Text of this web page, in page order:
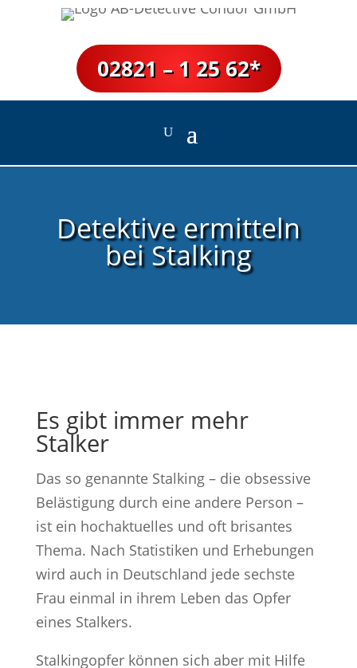
02821 – 1 25 62*
Detektive ermitteln
bei Stalking
Es gibt immer mehr
Stalker
Das so genannte Stalking – die obsessive
Belästigung durch eine andere Person –
ist ein hochaktuelles und oft brisantes
Thema. Nach Statistiken und Erhebungen
wird auch in Deutschland jede sechste
Frau einmal in ihrem Leben das Opfer
eines Stalkers.
Stalkingopfer können sich aber mit Hilfe